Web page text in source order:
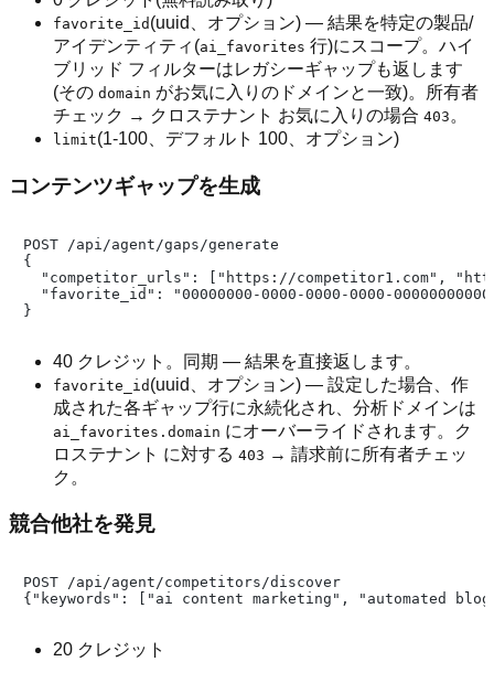
favorite_id (uuid、オプション) — 結果を特定の製品/
アイデンティティ(ai_favorites 行)にスコープ。ハイ
ブリッド フィルターはレガシーギャップも返します
(その domain がお気に入りのドメインと一致)。所有者
チェック → クロステナント お気に入りの場合 403 。
limit(1-100、デフォルト 100、オプション)
コンテンツギャップを生成
POST /api/agent/gaps/generate
{
"competitor_urls": ["https://competitor1.com",
"favorite_id": "00000000-0000-0000-0000-
40 クレジット。同期 — 結果を直接返します。
favorite_id (uuid、オプション) — 設定した場合、作
成された各ギャップ行に永続化され、分析ドメインは
ai_favorites.domain にオーバーライドされます。ク
ロステナント に対する 403 → 請求前に所有者チェッ
ク。
競合他社を発見
POST /api/agent/competitors/discover
20 クレジット